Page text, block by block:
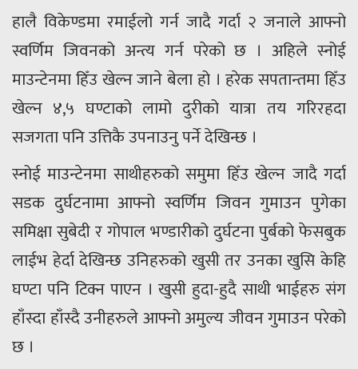
हालै विकेण्डमा रमाईलो गर्न जादै गर्दा २ जनाले आफ्नो
स्वर्णिम जिवनको अन्त्य गर्न परेको छ । अहिले स्नोई
माउन्टेनमा हिँउ खेल्न जाने बेला हो । हरेक सपतान्तमा हिँउ
खेल्न ४,५ घण्टाको लामो दुरीको यात्रा तय गरिरहदा
सजगता पनि उत्तिकै उपनाउनु पर्ने देखिन्छ ।
स्नोई माउन्टेनमा साथीहरुको समुमा हिँउ खेल्न जादै गर्दा
सडक दुर्घटनामा आफ्नो स्वर्णिम जिवन गुमाउन पुगेका
समिक्षा सुबेदी र गोपाल भण्डारीको दुर्घटना पुर्बको फेसबुक
लाईभ हेर्दा देखिन्छ उनिहरुको खुसी तर उनका खुसि केहि
घण्टा पनि टिक्न पाएन । खुसी हुदा-हुदै साथी भाईहरु संग
हाँस्दा हाँस्दै उनीहरुले आफ्नो अमुल्य जीवन गुमाउन परेको
छ ।